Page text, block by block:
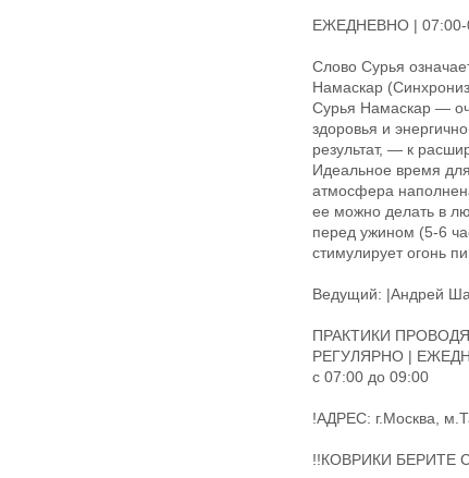
ЕЖЕДНЕВНО | 07:00-
Слово Сурья
Намаскар
Сурья Намаскар —
здоровья и
результат, — к
Идеальное время
атмосфера
ее можно делать в
перед ужином (5-6
стимулирует огонь
Ведущий: |Андрей
ПРАКТИКИ
РЕГУЛЯРНО |
с 07:00 до 09:00
!АДРЕС: г.Москва,
!!КОВРИКИ БЕРИТЕ